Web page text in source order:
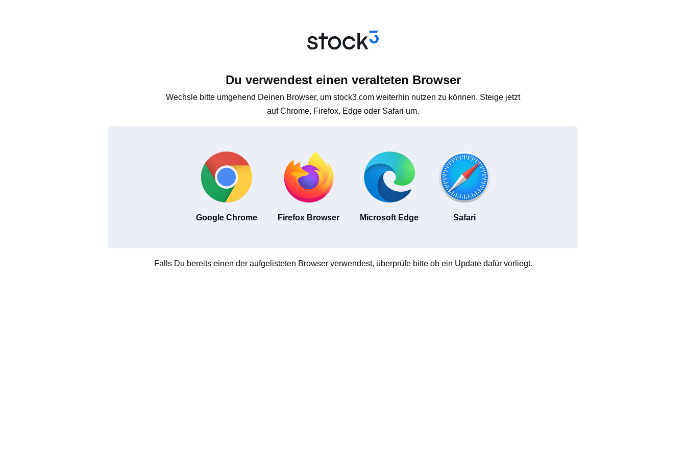
Du verwendest einen veralteten Browser
Wechsle bitte umgehend Deinen Browser, um stock3.com weiterhin nutzen zu können. Steige jetzt
auf Chrome, Firefox, Edge oder Safari um.
Google Chrome Firefox Browser Microsoft Edge Safari
Falls Du bereits einen der aufgelisteten Browser verwendest, überprüfe bitte ob ein Update dafür vorliegt.